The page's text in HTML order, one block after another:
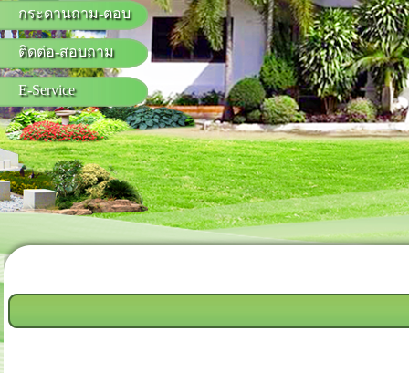
กระดานถาม-ตอบ
ติดต่อ-สอบถาม
E-Service